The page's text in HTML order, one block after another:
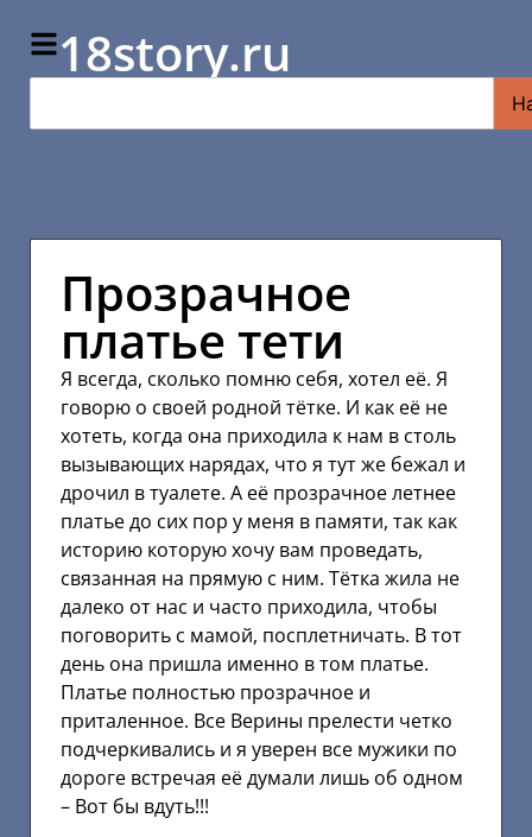
18story.ru
Прозрачное
платье тети
Я всегда, сколько помню себя, хотел её. Я
говорю о своей родной тётке. И как её не
хотеть, когда она приходила к нам в столь
вызывающих нарядах, что я тут же бежал и
дрочил в туалете. А её прозрачное летнее
платье до сих пор у меня в памяти, так как
историю которую хочу вам проведать,
связанная на прямую с ним. Тётка жила не
далеко от нас и часто приходила, чтобы
поговорить с мамой, посплетничать. В тот
день она пришла именно в том платье.
Платье полностью прозрачное и
приталенное. Все Верины прелести четко
подчеркивались и я уверен все мужики по
дороге встречая её думали лишь об одном
– Вот бы вдуть!!!